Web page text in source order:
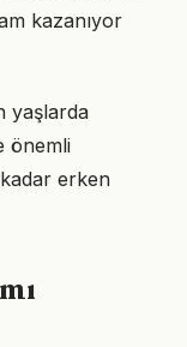
kazanıyor
yaşlarda
önemli
erken